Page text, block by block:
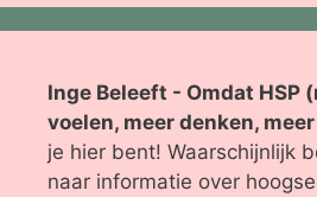
Inge Beleeft - Omdat HSP
voelen, meer denken,
je hier bent! Waarschijnlijk
naar informatie over